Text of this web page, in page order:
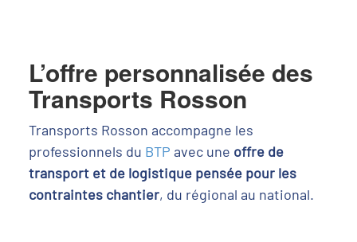
L’offre personnalisée des
Transports Rosson
Transports Rosson accompagne les
professionnels du BTP avec une offre de
transport et de logistique pensée pour les
contraintes chantier, du régional au national.